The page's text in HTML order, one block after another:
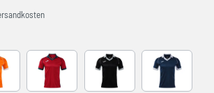
WHITE RED-NAVY BLACK-GREY DARK NAVY